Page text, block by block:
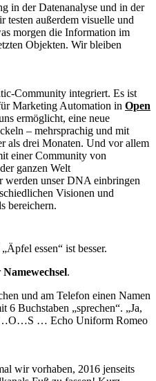
in der Datenanalyse und in der
testen außerdem visuelle und
morgen die Information im
Objekten. Wir bleiben
Community integriert. Es ist
Marketing Automation in Open
ermöglicht, eine neue
– mehrsprachig und mit
als drei Monaten. Und vor allem
einer Community von
ganzen Welt
werden unser DNA einbringen
Visionen und
bereichern.
essen“ ist besser.
Namewechsel.
und am Telefon einen Namen
6 Buchstaben „sprechen“. „Ja,
… Echo Uniform Romeo
wir vorhaben, 2016 jenseits